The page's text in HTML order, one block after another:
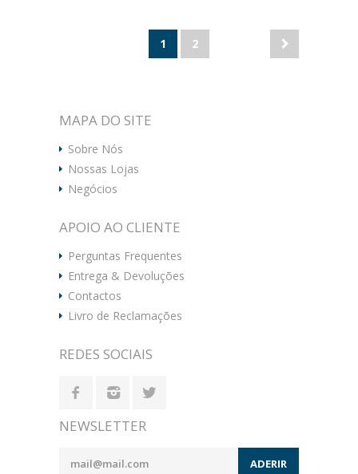
1 2
MAPA DO SITE
Sobre Nós
Nossas Lojas
Negócios
APOIO AO CLIENTE
Perguntas Frequentes
Entrega & Devoluções
Contactos
Livro de Reclamações
REDES SOCIAIS
NEWSLETTER
ADERIR